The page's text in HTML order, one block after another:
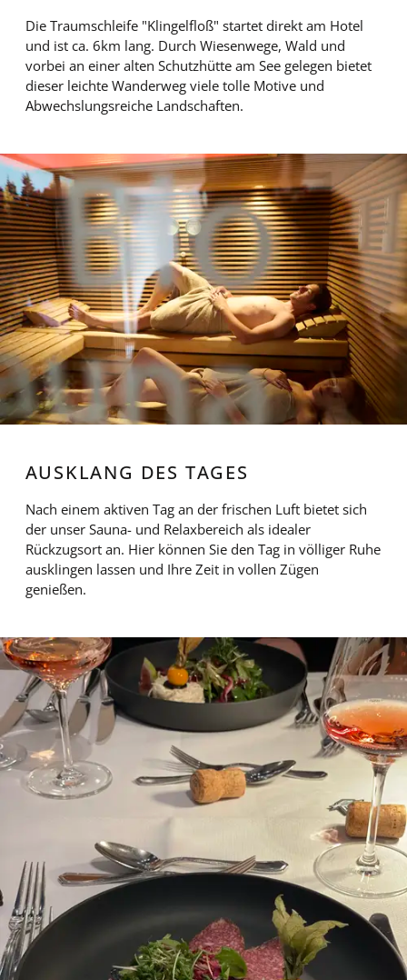
Die Traumschleife "Klingelfloß" startet direkt am Hotel
und ist ca. 6km lang. Durch Wiesenwege, Wald und
vorbei an einer alten Schutzhütte am See gelegen bietet
dieser leichte Wanderweg viele tolle Motive und
Abwechslungsreiche Landschaften.
AUSKLANG DES TAGES
Nach einem aktiven Tag an der frischen Luft bietet sich
der unser Sauna- und Relaxbereich als idealer
Rückzugsort an. Hier können Sie den Tag in völliger Ruhe
ausklingen lassen und Ihre Zeit in vollen Zügen
genießen.